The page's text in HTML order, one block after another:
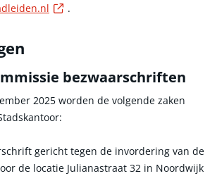
.
bezwaarschriften
2025 worden de volgende zaken
gericht tegen de invordering van de
de locatie Julianastraat 32 in Noordwijk